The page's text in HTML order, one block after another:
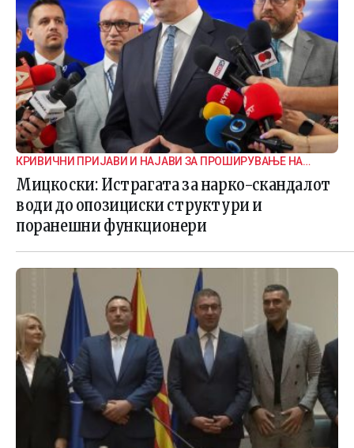
КРИВИЧНИ ПРИЈАВИ И НАЈАВИ ЗА ПРОШИРУВАЊЕ НА
ИСТРАГАТА
Мицкоски: Истрагата за нарко-скандалот
води до опозициски структури и
поранешни функционери